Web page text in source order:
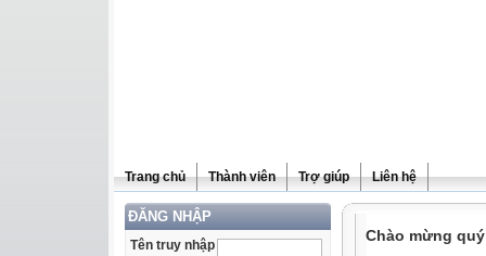
Trang chủ Thành viên Trợ giúp Liên hệ
ĐĂNG NHẬP
Tên truy nhập
Chào mừng